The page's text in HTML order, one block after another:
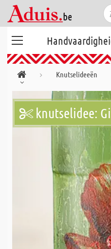
Knutselideeën
knutselidee: